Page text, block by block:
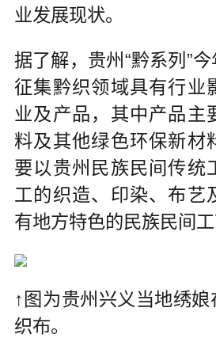
业发展现状。
据了解，贵州“黔系列”
征集黔织领域具有行业
业及产品，其中产品主
料及其他绿色环保新材
要以贵州民族民间传统
工的织造、印染、布艺
有地方特色的民族民间工
↑图为贵州兴义当地绣
织布。